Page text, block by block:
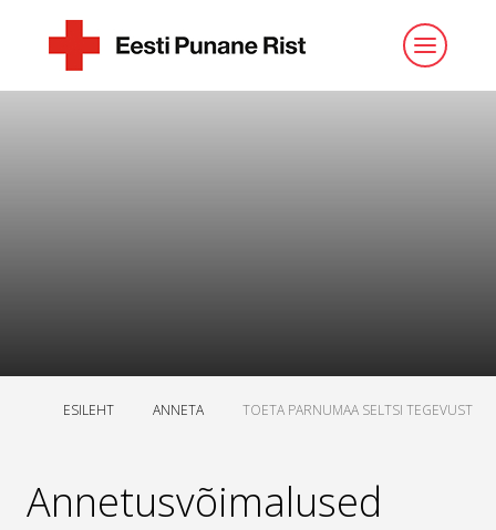
ESILEHT ANNETA TOETA PARNUMAA SELTSI TEGEVUST
Annetusvõimalused